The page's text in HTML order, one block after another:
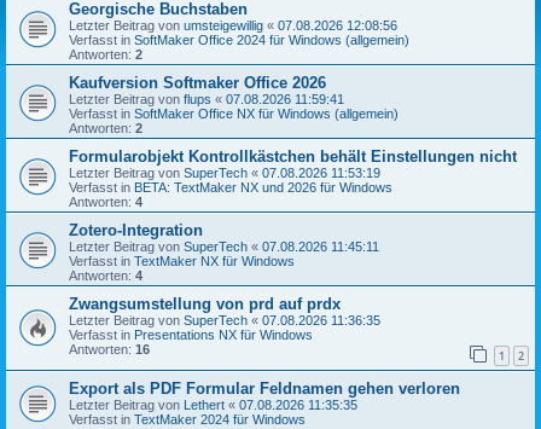
Georgische Buchstaben
Letzter Beitrag von umsteigewillig « 07.08.2026 12:08:56
Verfasst in SoftMaker Office 2024 für Windows (allgemein)
Antworten: 2
Kaufversion Softmaker Office 2026
Letzter Beitrag von flups « 07.08.2026 11:59:41
Verfasst in SoftMaker Office NX für Windows (allgemein)
Antworten: 2
Formularobjekt Kontrollkästchen behält Einstellungen nicht
Letzter Beitrag von SuperTech « 07.08.2026 11:53:19
Verfasst in BETA: TextMaker NX und 2026 für Windows
Antworten: 4
Zotero-Integration
Letzter Beitrag von SuperTech « 07.08.2026 11:45:11
Verfasst in TextMaker NX für Windows
Antworten: 4
Zwangsumstellung von prd auf prdx
Letzter Beitrag von SuperTech « 07.08.2026 11:36:35
Verfasst in Presentations NX für Windows
Antworten: 16 1 2
Export als PDF Formular Feldnamen gehen verloren
Letzter Beitrag von Lethert « 07.08.2026 11:35:35
Verfasst in TextMaker 2024 für Windows